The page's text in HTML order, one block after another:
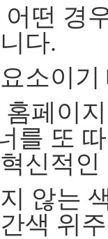
떤 경
다.
소이기
페이
를 또
신적
않는
색 위